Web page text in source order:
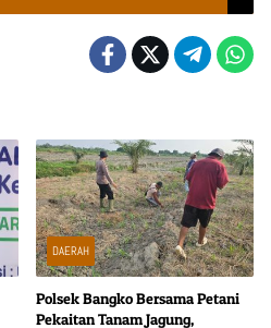
DAERAH
Polsek Bangko Bersama Petani
Pekaitan Tanam Jagung,